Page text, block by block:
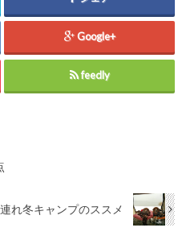
Google+
feedly
れ冬キャンプのススメ